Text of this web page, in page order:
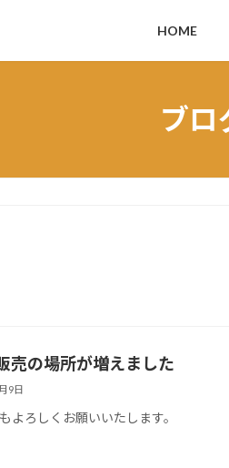
HOME
ブロ
売の場所が増えました
9日
よろしくお願いいたします。